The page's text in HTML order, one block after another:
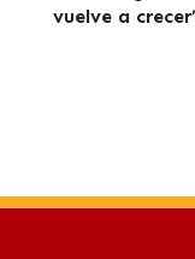
vuelve a